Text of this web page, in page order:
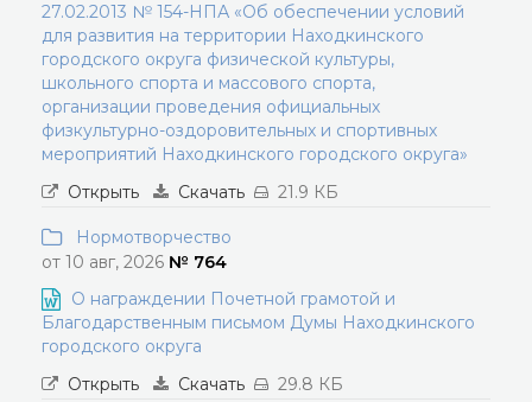
27.02.2013 № 154-НПА «Об обеспечении условий
для развития на территории Находкинского
городского округа физической культуры,
школьного спорта и массового спорта,
организации проведения официальных
физкультурно-оздоровительных и спортивных
мероприятий Находкинского городского округа»
Открыть
Скачать 21.9 КБ
Нормотворчество
от 10 авг, 2026 № 764
О награждении Почетной грамотой и
Благодарственным письмом Думы Находкинского
городского округа
Открыть
Скачать 29.8 КБ